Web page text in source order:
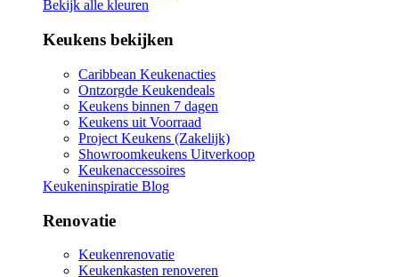
Bekijk alle kleuren
Keukens bekijken
Caribbean Keukenacties
Ontzorgde Keukendeals
Keukens binnen 7 dagen
Keukens uit Voorraad
Project Keukens (Zakelijk)
Showroomkeukens Uitverkoop
Keukenaccessoires
Keukeninspiratie Blog
Renovatie
Keukenrenovatie
Keukenkasten renoveren